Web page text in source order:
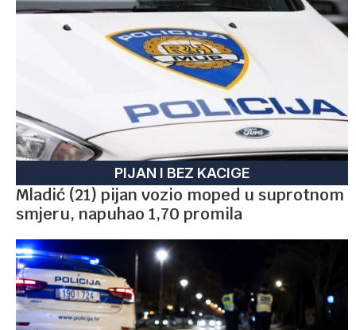
PIJAN I BEZ KACIGE
Mladić (21) pijan vozio moped u suprotnom
smjeru, napuhao 1,70 promila